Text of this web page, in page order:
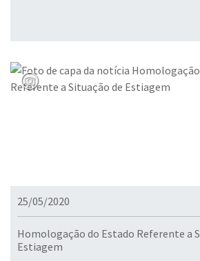
25/05/2020
Homologação do Estado Referente a
Estiagem